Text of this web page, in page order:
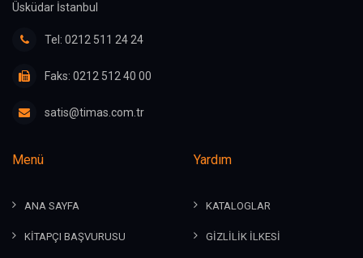
Üsküdar İstanbul
Tel: 0212 511 24 24
Faks: 0212 512 40 00
satis@timas.com.tr
Menü
ANA SAYFA
KİTAPÇI BAŞVURUSU
Yardım
KATALOGLAR
GİZLİLİK İLKESİ